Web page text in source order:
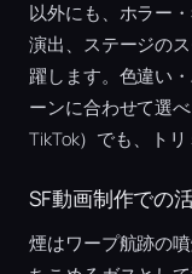
以外にも、ホラー
演出、ステージの
躍します。色違い
ーンに合わせて選
TikTok）でも、ト
SF動画制作での
煙はワープ航跡の